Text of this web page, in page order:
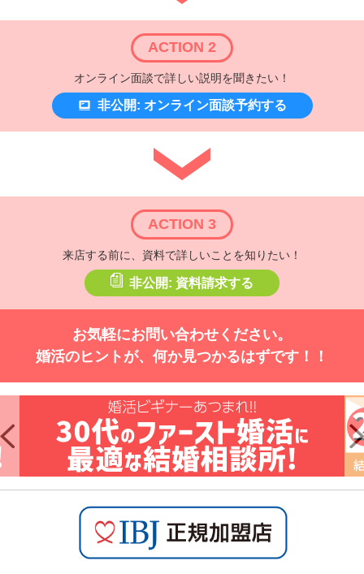
ACTION 2
オンライン面談で詳しい説明を聞きたい！
非公開: オンライン面談予約する
ACTION 3
来店する前に、資料で詳しいことを知りたい！
非公開: 資料請求する
お気軽にお問い合わせください。
婚活のヒントが、何か見つかるはずです！！